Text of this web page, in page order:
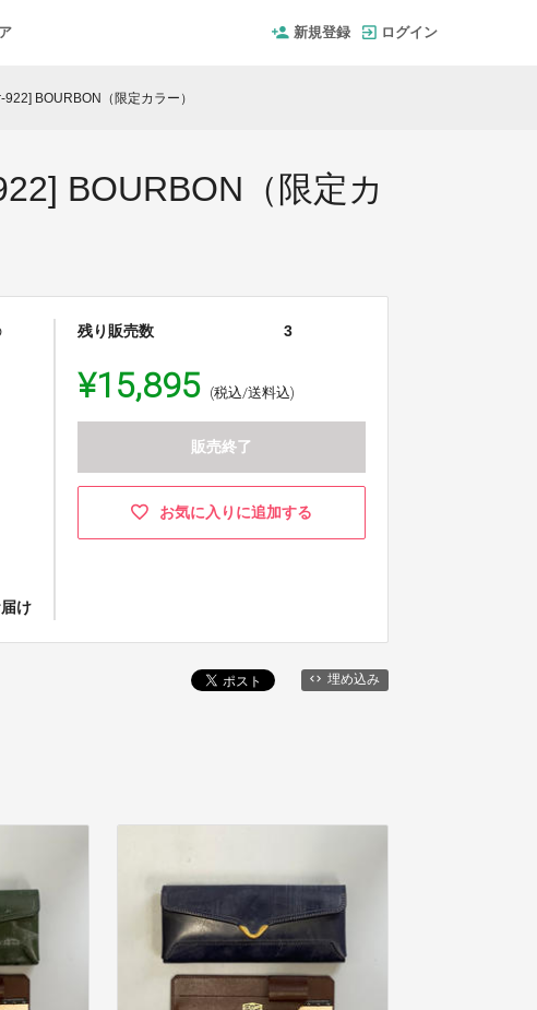
新規登録 ログイン
BOURBON（限定カラー）
BOURBON（限定カ
け
残り販売数 3
¥15,895 (税込/送料込)
販売終了
お気に入りに追加する
埋め込み